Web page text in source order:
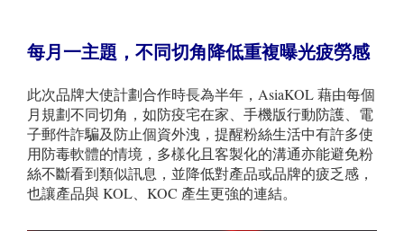
每月一主題，不同切角降低重複曝光疲勞感
此次品牌大使計劃合作時長為半年，AsiaKOL 藉由每個
月規劃不同切角，如防疫宅在家、手機版行動防護、電
子郵件詐騙及防止個資外洩，提醒粉絲生活中有許多使
用防毒軟體的情境，多樣化且客製化的溝通亦能避免粉
絲不斷看到類似訊息，並降低對產品或品牌的疲乏感，
也讓產品與 KOL、KOC 產生更強的連結。